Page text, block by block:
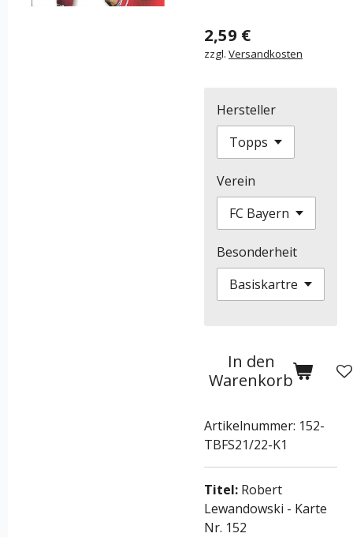
2,59 €
zzgl. Versandkosten
Hersteller
Verein
Besonderheit
In den
Warenkorb
Artikelnummer: 152-
TBFS21/22-K1
Titel: Robert
Lewandowski - Karte
Nr. 152